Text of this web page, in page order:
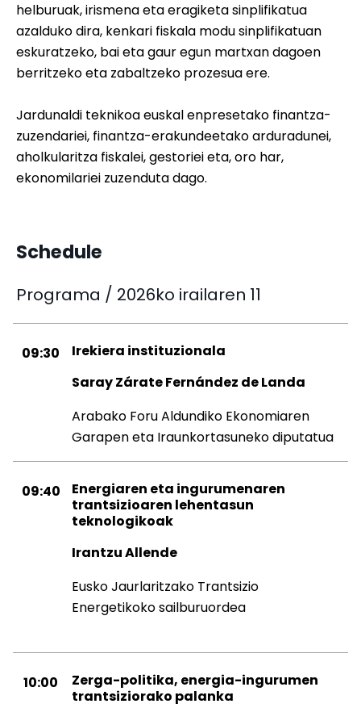
helburuak, irismena eta eragiketa sinplifikatua
azalduko dira, kenkari fiskala modu sinplifikatuan
eskuratzeko, bai eta gaur egun martxan dagoen
berritzeko eta zabaltzeko prozesua ere.
Jardunaldi teknikoa euskal enpresetako finantza-
zuzendariei, finantza-erakundeetako arduradunei,
aholkularitza fiskalei, gestoriei eta, oro har,
ekonomilariei zuzenduta dago.
Schedule
Programa / 2026ko irailaren 11
09:30
Irekiera instituzionala
Saray Zárate Fernández de Landa
Arabako Foru Aldundiko Ekonomiaren
Garapen eta Iraunkortasuneko diputatua
09:40
Energiaren eta ingurumenaren
trantsizioaren lehentasun
teknologikoak
Irantzu Allende
Eusko Jaurlaritzako Trantsizio
Energetikoko sailburuordea
10:00
Zerga-politika, energia-ingurumen
trantsiziorako palanka